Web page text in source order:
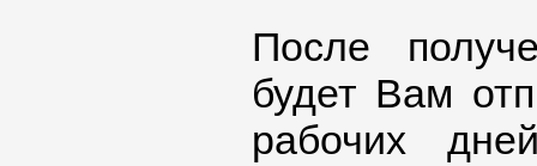
После
будет Вам
рабочих